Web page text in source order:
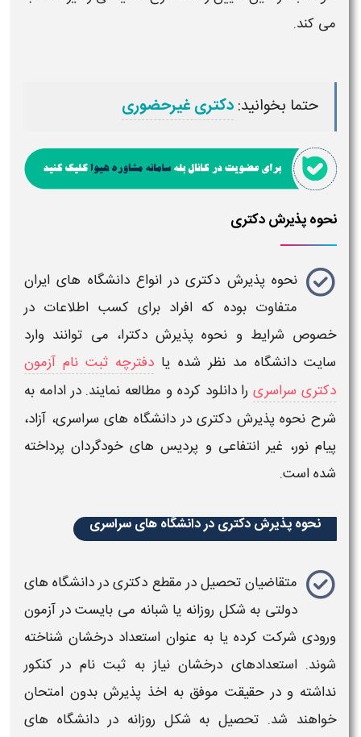
می کند.
حتما بخوانید:دکتری غیرحضوری
نحوه پذیرش دکتری
نحوه پذیرش دکتریدر انواع دانشگاه های ایران
متفاوت بوده که افراد برای کسب اطلاعات در
خصوص شرایط و نحوه پذیرش دکترا، می توانند وارد
سایت دانشگاه مد نظر شده یا دفترچه ثبت نام آزمون
دکتری سراسریرا دانلود کرده و مطالعه نمایند. در ادامه به
شرح نحوه پذیرش دکتریدر دانشگاه های سراسری، آزاد،
پیام نور، غیر انتفاعی و پردیس های خودگردان پرداخته
شده است.
نحوه پذیرش دکتری در دانشگاه های سراسری
متقاضیان تحصیل در مقطع دکتریدر دانشگاه های
دولتی به شکل روزانه یا شبانه می بایست در آزمون
ورودی شرکت کرده یا به عنوان استعداد درخشان شناخته
شوند. استعدادهای درخشان نیاز به ثبت نام در کنکور
نداشته و در حقیقت موفق به اخذ پذیرشبدون امتحان
خواهند شد. تحصیل به شکل روزانه در دانشگاه های